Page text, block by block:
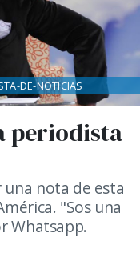
periodista
nota de esta
"Sos una
Whatsapp.
DE-NOTICIAS